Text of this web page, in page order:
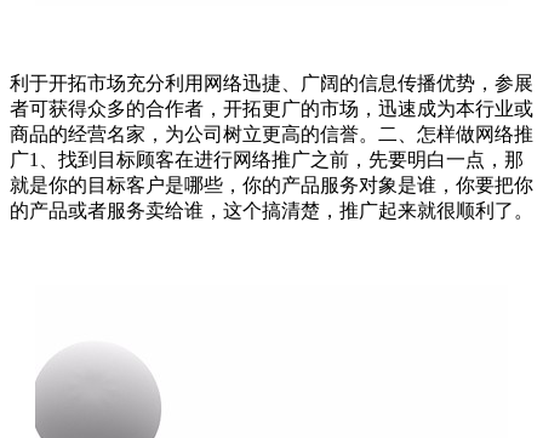
利于开拓市场充分利用网络迅捷、广阔的信息传播优势，参展
者可获得众多的合作者，开拓更广的市场，迅速成为本行业或
商品的经营名家，为公司树立更高的信誉。二、怎样做网络推
广1、找到目标顾客在进行网络推广之前，先要明白一点，那
就是你的目标客户是哪些，你的产品服务对象是谁，你要把你
的产品或者服务卖给谁，这个搞清楚，推广起来就很顺利了。